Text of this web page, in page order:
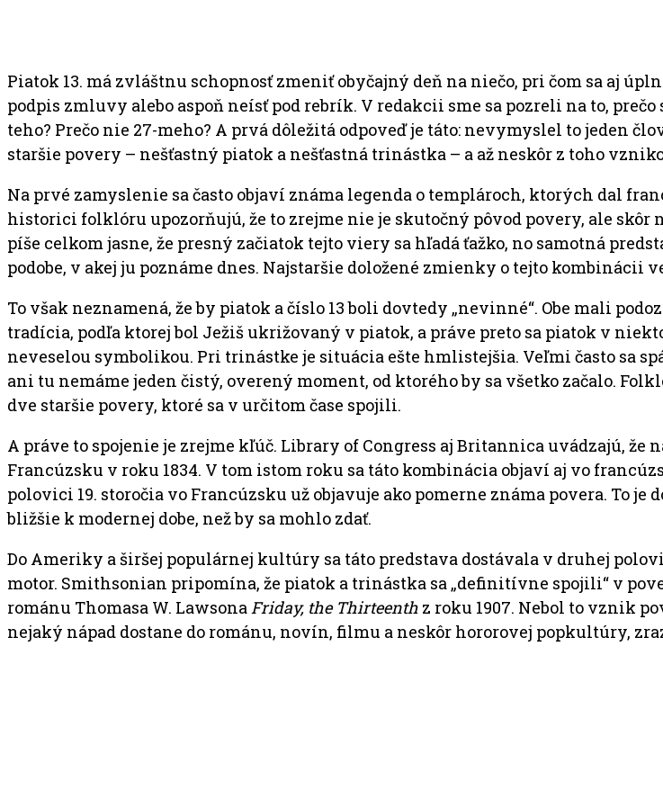
Piatok 13. má zvláštnu schopnosť zmeniť obyčajný deň na niečo, pri čom sa aj
podpis zmluvy alebo aspoň neísť pod rebrík. V redakcii sme sa pozreli na to,
teho? Prečo nie 27-meho? A prvá dôležitá odpoveď je táto: nevymyslel to jeden
staršie povery – nešťastný piatok a nešťastná trinástka – a až neskôr z toho
Na prvé zamyslenie sa často objaví známa legenda o templároch, ktorých dal
historici folklóru upozorňujú, že to zrejme nie je skutočný pôvod povery, ale
píše celkom jasne, že presný začiatok tejto viery sa hľadá ťažko, no samotná
podobe, v akej ju poznáme dnes. Najstaršie doložené zmienky o tejto kombinácii
To však neznamená, že by piatok a číslo 13 boli dovtedy „nevinné“. Obe mali
tradícia, podľa ktorej bol Ježiš ukrižovaný v piatok, a práve preto sa piatok v
neveselou symbolikou. Pri trinástke je situácia ešte hmlistejšia. Veľmi často sa
ani tu nemáme jeden čistý, overený moment, od ktorého by sa všetko začalo.
dve staršie povery, ktoré sa v určitom čase spojili.
A práve to spojenie je zrejme kľúč. Library of Congress aj Britannica uvádzajú, že
Francúzsku v roku 1834. V tom istom roku sa táto kombinácia objaví aj vo
polovici 19. storočia vo Francúzsku už objavuje ako pomerne známa povera. To je
bližšie k modernej dobe, než by sa mohlo zdať.
Do Ameriky a širšej populárnej kultúry sa táto predstava dostávala v druhej
motor. Smithsonian pripomína, že piatok a trinástka sa „definitívne spojili“ v
románu Thomasa W. LawsonaFriday, the Thirteenth z roku 1907. Nebol to vznik
nejaký nápad dostane do románu, novín, filmu a neskôr hororovej popkultúry,